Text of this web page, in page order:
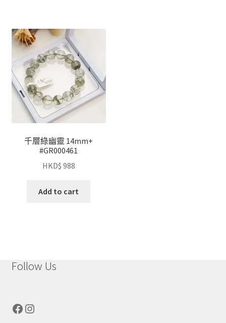
千層綠幽靈 14mm+
#GR000461
HKD$ 988
Add to cart
Follow Us
Facebook
Instagram